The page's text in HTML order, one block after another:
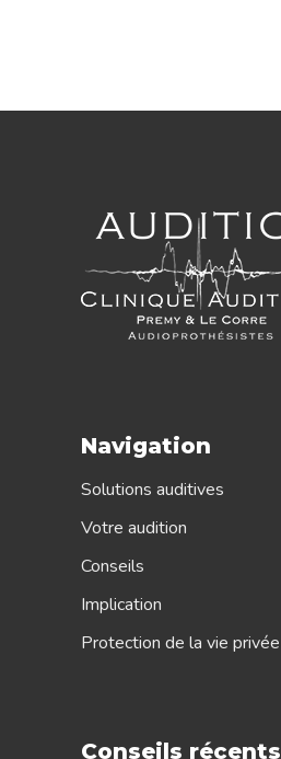
Navigation
Solutions auditives
Votre audition
Conseils
Implication
Protection de la vie privée
Conseils récents